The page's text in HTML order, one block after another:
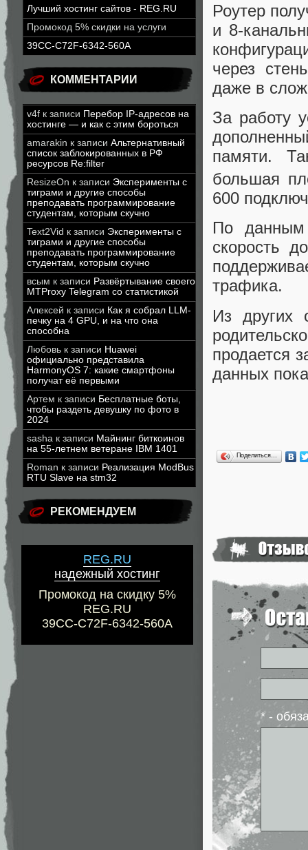
Лучший хостинг сайтов - REG.RU
Промокод 5% скидки на услуги
39CC-C72F-6342-560A
КОММЕНТАРИИ
v4f к записи Перебор IP-адресов на
хостинге — и как с этим бороться
amarakin к записи Альтернативный
список заблокированных в РФ
ресурсов Re:filter
ResizeOn к записи Эксперименты с
тиграми и другие способы
преподавать программирование
студентам, которым скучно
Text2Vid к записи Эксперименты с
тиграми и другие способы
преподавать программирование
студентам, которым скучно
всым к записи Развёртывание своего
MTProxy Telegram со статистикой
Алексей к записи Как я собрал LLM-
печку на 4 GPU, и на что она
способна
Любовь к записи Huawei
официально представила
HarmonyOS 7: какие смартфоны
получат её первыми
Артем к записи Бесплатные боты,
чтобы раздеть девушку по фото в
2024
sasha к записи Майнинг биткоинов
на 55-летнем ветеране IBM 1401
Roman к записи Реализация ModBus
RTU Slave на stm32
РЕКОМЕНДУЕМ
REG.RU
надежный хостинг
Промокод на скидку 5%
REG.RU
39CC-C72F-6342-560A
Роутер
и 8-
через
даже в
За работу
памяти.
большая
600
По данным
скорость
трафика.
Из других
продается
данных
Поделиться…
* -